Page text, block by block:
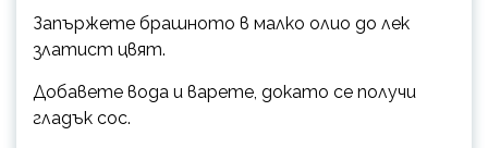
Запържете брашното в малко олио до лек
златист цвят.
Добавете вода и варете, докато се получи
гладък сос.